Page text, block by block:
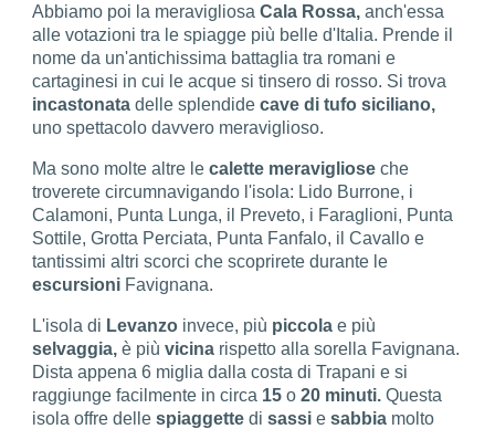
Abbiamo poi la meravigliosaCala Rossa, anch'essa
alle votazioni tra le spiagge più belle d'Italia. Prende il
nome da un'antichissima battaglia tra romani e
cartaginesi in cui le acque si tinsero di rosso. Si trova
incastonata delle splendidecave di tufo siciliano,
uno spettacolo davvero meraviglioso.
Ma sono molte altre lecalette meravigliose che
troverete circumnavigando l'isola: Lido Burrone, i
Calamoni, Punta Lunga, il Preveto, i Faraglioni, Punta
Sottile, Grotta Perciata, Punta Fanfalo, il Cavallo e
tantissimi altri scorci che scoprirete durante le
escursioni Favignana.
L'isola di Levanzo invece, più piccola e più
selvaggia, è piùvicina rispetto alla sorella Favignana.
Dista appena 6 miglia dalla costa di Trapani e si
raggiunge facilmente in circa 15 o20 minuti. Questa
isola offre dellespiaggette disassi esabbia molto